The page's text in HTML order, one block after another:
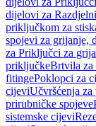
dijelovi za
priključkom za
spojevi za grijanje,
za Priključci za
priključkeBrtvila
fitingePoklopci za
cijeviUčvršćenja
prirubničke spojeve
sistemske cijevi